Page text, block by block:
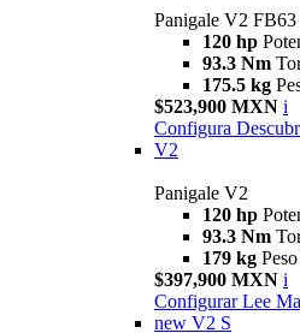
Panigale V2 FB63
120 hp
93.3 Nm
175.5 kg
$523,900 MXN i
Configura
V2
Panigale V2
120 hp
93.3 Nm
179 kg
$397,900 MXN i
Configurar Lee
new V2 S